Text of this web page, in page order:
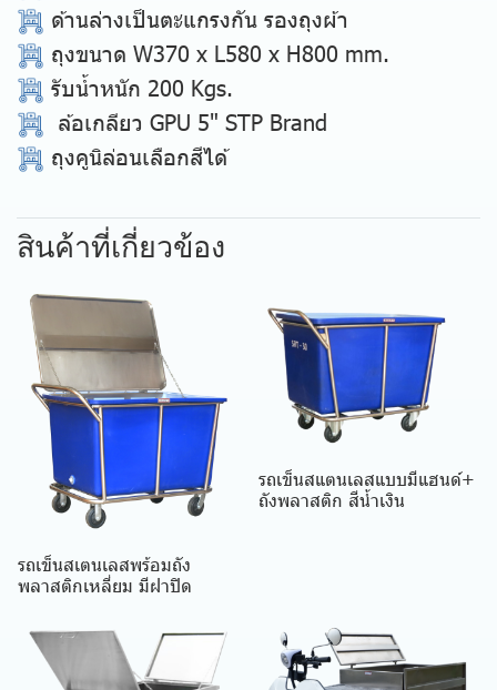
ด้านล่างเป็นตะแกรงกัน รองถุงผ้า
ถุงขนาด W370 x L580 x H800 mm.
รับน้ำหนัก 200 Kgs.
ล้อเกลียว GPU 5" STP Brand
ถุงคูนิล่อนเลือกสีได้
สินค้าที่เกี่ยวข้อง
รถเข็นสเตนเลสพร้อมถัง
พลาสติกเหลี่ยม มีฝาปิด
รถเข็นสแตนเลสแบบมีแฮนด์+
ถังพลาสติก สีน้ำเงิน